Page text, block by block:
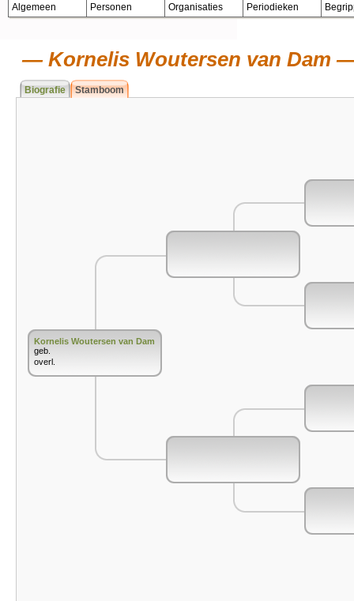
Algemeen Personen Organisaties Periodieken
Kornelis Woutersen van Dam
Biografie Stamboom
Kornelis Woutersen van Dam
geb.
overl.